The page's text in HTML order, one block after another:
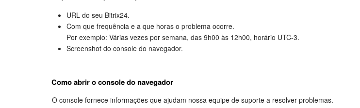
URL do seu Bitrix24.
Com que frequência e a que horas o problema ocorre.
Por exemplo: Várias vezes por semana, das 9h00 às 12h00, horário UTC-3.
Screenshot do console do navegador.
Como abrir o console do navegador
O console fornece informações que ajudam nossa equipe de suporte a resolver problemas.